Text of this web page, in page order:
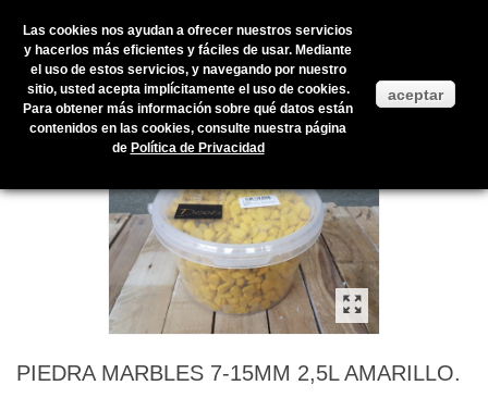
Inicio > Productos en stock > COMPLEMENTOS > PIEDRAS >
PIEDRA MARBLES 7-15MM 2,5L AMARILLO.
PIEDRA MARBLES 7-15MM 2,5L AMARILLO.
Las cookies nos ayudan a ofrecer nuestros servicios
y hacerlos más eficientes y fáciles de usar. Mediante
el uso de estos servicios, y navegando por nuestro
sitio, usted acepta implícitamente el uso de cookies.
Para obtener más información sobre qué datos están
contenidos en las cookies, consulte nuestra página
de Política de Privacidad
aceptar